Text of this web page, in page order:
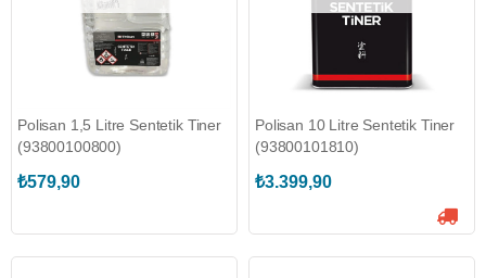
Polisan 1,5 Litre Sentetik Tiner
(93800100800)
₺579,90
Polisan 10 Litre Sentetik Tiner
(93800101810)
₺3.399,90